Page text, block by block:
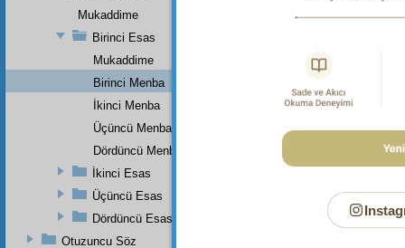
Bu
Mukaddime
Birinci Esas
Mukaddime
Birinci Menba
İkinci Menba
Üçüncü Menba
Dördüncü Menba
İkinci Esas
Üçüncü Esas
Dördüncü Esas
Otuzuncu Söz